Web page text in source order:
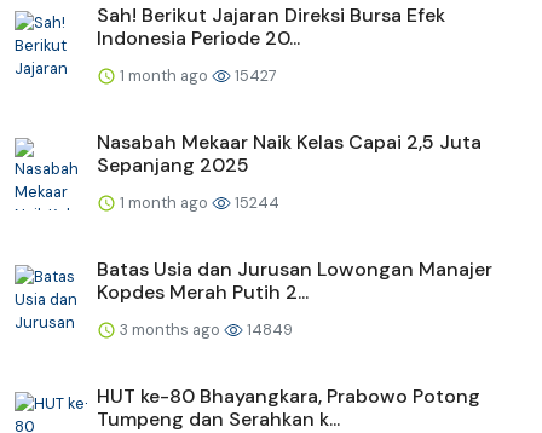
Sah! Berikut Jajaran Direksi Bursa Efek
Indonesia Periode 20...
1 month ago 15427
Nasabah Mekaar Naik Kelas Capai 2,5 Juta
Sepanjang 2025
1 month ago 15244
Batas Usia dan Jurusan Lowongan Manajer
Kopdes Merah Putih 2...
3 months ago 14849
HUT ke-80 Bhayangkara, Prabowo Potong
Tumpeng dan Serahkan k...